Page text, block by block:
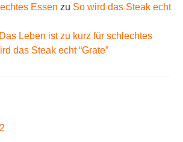
Essen zu So wird das Steak echt
Leben ist zu kurz für schlechtes
das Steak echt “Grate”